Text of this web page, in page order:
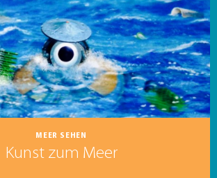
MEER SEHEN
Kunst zum Meer